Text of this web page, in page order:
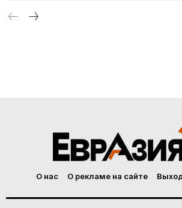
О нас О рекламе на сайте